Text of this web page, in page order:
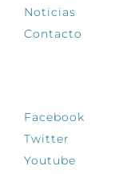
Noticias
Contacto
Facebook
Twitter
Youtube